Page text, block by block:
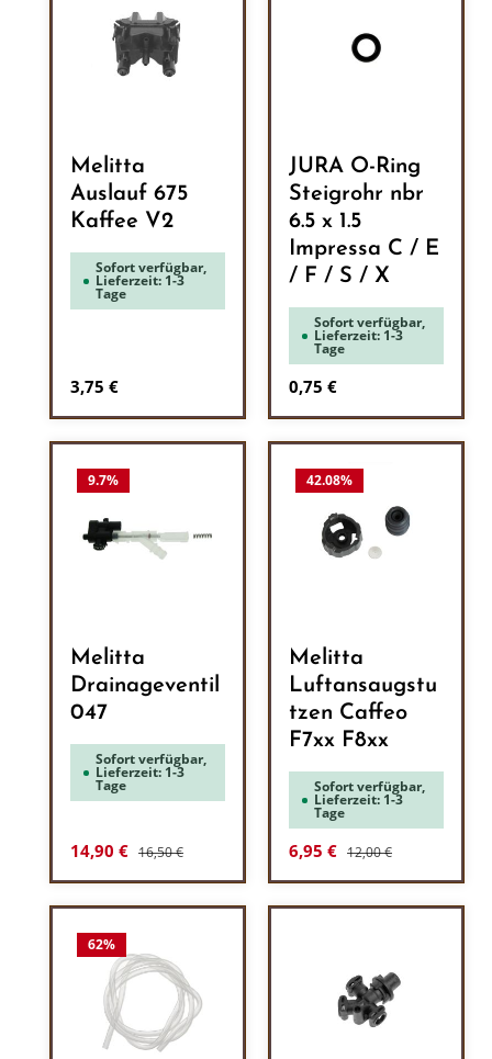
Melitta
Auslauf 675
Kaffee V2
Sofort verfügbar,
Lieferzeit: 1-3
Tage
Regulärer Preis:
3,75 €
JURA O-Ring
Steigrohr nbr
6.5 x 1.5
Impressa C / E
/ F / S / X
Sofort verfügbar,
Lieferzeit: 1-3
Tage
Regulärer Preis:
0,75 €
9.7%
Melitta
Drainageventil
047
Sofort verfügbar,
Lieferzeit: 1-3
Tage
Verkaufspreis:
14,90 € Regulärer Preis:
16,50 €
42.08%
Melitta
Luftansaugstu
tzen Caffeo
F7xx F8xx
Sofort verfügbar,
Lieferzeit: 1-3
Tage
Verkaufspreis:
6,95 € Regulärer Preis:
12,00 €
62%